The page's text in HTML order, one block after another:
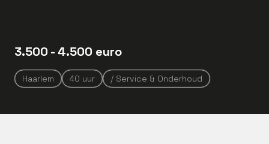
3.500 - 4.500 euro
Haarlem 40 uur / Service & Onderhoud